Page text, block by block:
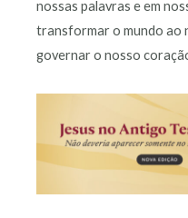
nossas palavras e em
transformar o mundo ao
governar o nosso